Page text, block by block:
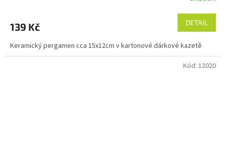
139 Kč DETAIL
Keramický pergamen cca 15x12cm v kartonové dárkové kazetě
Kód: 12020